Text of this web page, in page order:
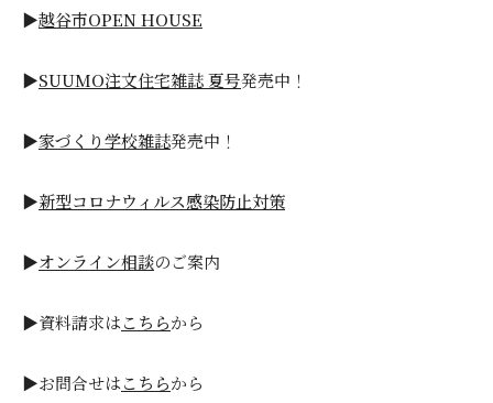
▶越谷市OPEN HOUSE
▶SUUMO注文住宅雑誌 夏号発売中！
▶家づくり学校雑誌発売中！
▶新型コロナウィルス感染防止対策
▶オンライン相談のご案内
▶資料請求はこちらから
▶お問合せはこちらから